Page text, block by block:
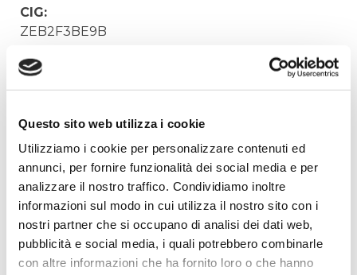
Questo sito web utilizza i cookie
Utilizziamo i cookie per personalizzare contenuti ed
annunci, per fornire funzionalità dei social media e per
analizzare il nostro traffico. Condividiamo inoltre
informazioni sul modo in cui utilizza il nostro sito con i
nostri partner che si occupano di analisi dei dati web,
pubblicità e social media, i quali potrebbero combinarle
con altre informazioni che ha fornito loro o che hanno
CIG:
ZEB2F3BE9B
Struttura proponente:
'Irisacqua srl P.I./C.F. 01070220312. - Ufficio
Oggetto:
FORNITURA MATERIALE DI CONSUMO PER
MACCHINA AFFRANCATRICE
Elenco operatori invitati:
Procedura di scelta:
Affidamento ai sensi del Regolamento Generale